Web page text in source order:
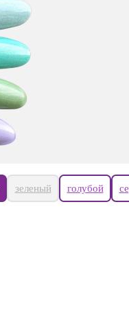
зеленый голубой